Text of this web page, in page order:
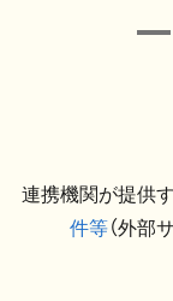
連携機関が提供
件等（外部